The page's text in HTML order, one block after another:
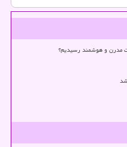
مدرن و هوشمند رسیدیم؟